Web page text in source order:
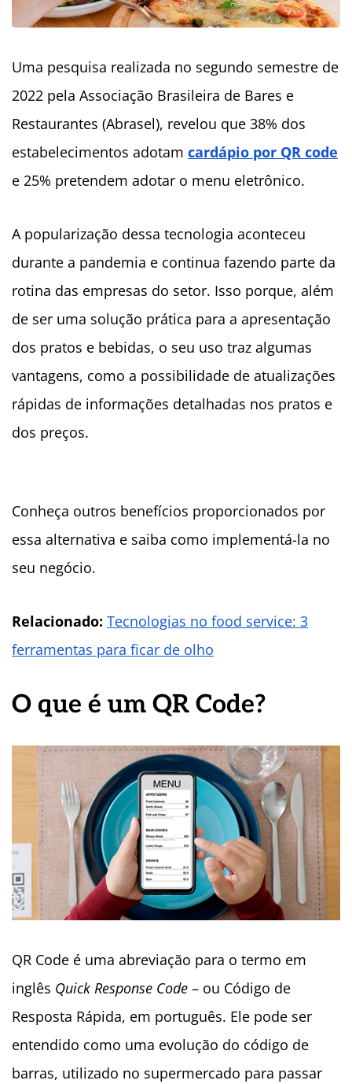
Uma pesquisa realizada no segundo semestre de
2022 pela Associação Brasileira de Bares e
Restaurantes (Abrasel), revelou que 38% dos
estabelecimentos adotam cardápio por QR code
e 25% pretendem adotar o menu eletrônico.
A popularização dessa tecnologia aconteceu
durante a pandemia e continua fazendo parte da
rotina das empresas do setor. Isso porque, além
de ser uma solução prática para a apresentação
dos pratos e bebidas, o seu uso traz algumas
vantagens, como a possibilidade de atualizações
rápidas de informações detalhadas nos pratos e
dos preços.
Conheça outros benefícios proporcionados por
essa alternativa e saiba como implementá-la no
seu negócio.
Relacionado: Tecnologias no food service: 3
ferramentas para ficar de olho
O que é um QR Code?
QR Code é uma abreviação para o termo em
inglês Quick Response Code – ou Código de
Resposta Rápida, em português. Ele pode ser
entendido como uma evolução do código de
barras, utilizado no supermercado para passar